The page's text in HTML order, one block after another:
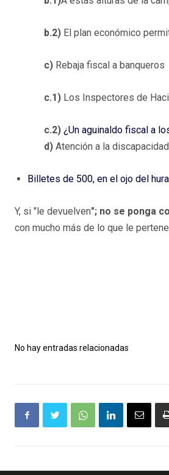
b.2) El plan económico
c) Rebaja fiscal a banqueros
c.1) Los Inspectores de
c.2) ¿Un aguinaldo fiscal a
d) Atención a la
Billetes de 500, en el ojo del
Y, si "le devuelven"; no se ponga
con mucho más de lo que le
No hay entradas relacionadas